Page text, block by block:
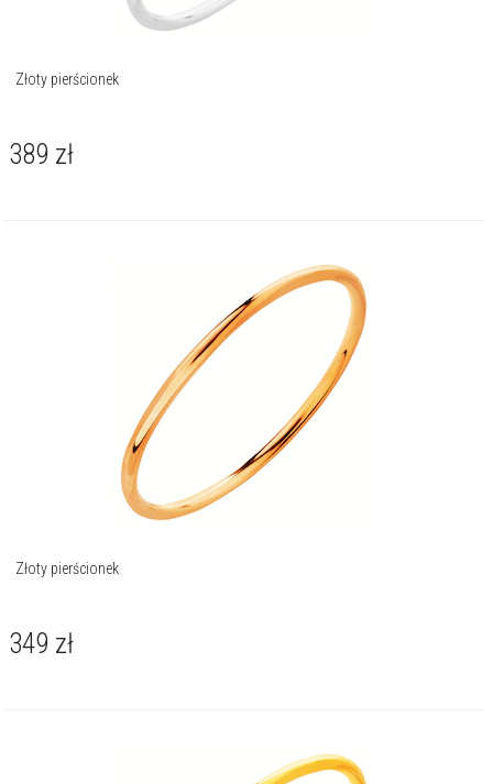
Złoty pierścionek
389 zł
Złoty pierścionek
349 zł